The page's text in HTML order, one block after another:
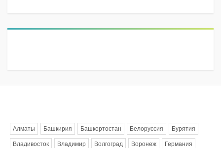
Алматы Башкирия Башкортостан Белоруссия Бурятия
Владивосток Владимир Волгоград Воронеж Германия